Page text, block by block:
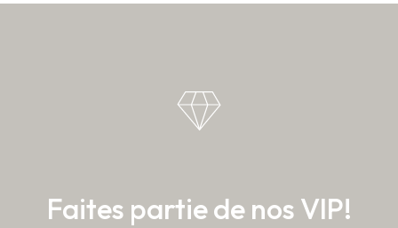
Faites partie de nos VIP!